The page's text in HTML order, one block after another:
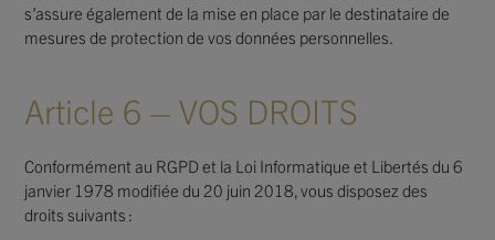
s’assure également de la mise en place par le destinataire de
mesures de protection de vos données personnelles.
Article 6 – VOS DROITS
Conformément au RGPD et la Loi Informatique et Libertés du 6
janvier 1978 modifiée du 20 juin 2018, vous disposez des
droits suivants :